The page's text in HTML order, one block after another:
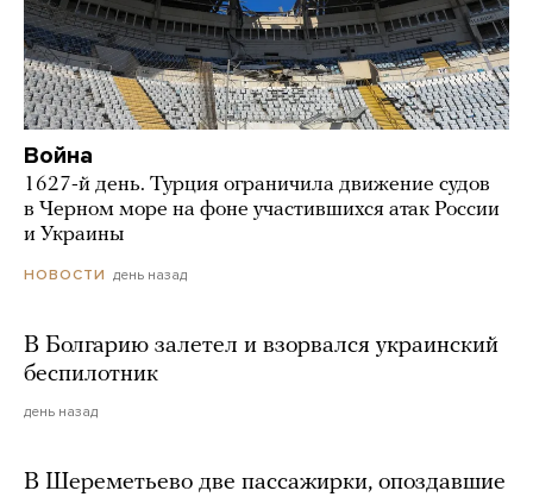
Война
1627-й день. Турция ограничила движение судов
в Черном море на фоне участившихся атак России
и Украины
НОВОСТИ день назад
В Болгарию залетел и взорвался украинский
беспилотник
день назад
В Шереметьево две пассажирки, опоздавшие